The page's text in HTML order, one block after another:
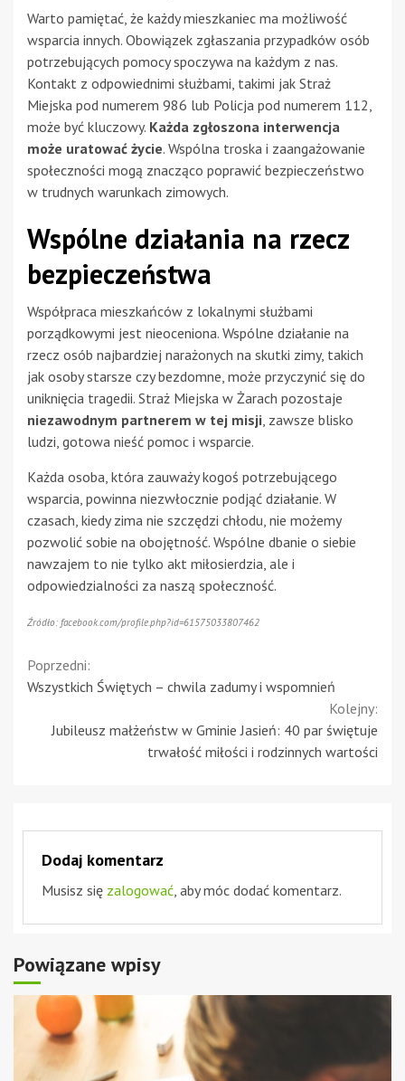
Warto pamiętać, że każdy mieszkaniec ma możliwość
wsparcia innych. Obowiązek zgłaszania przypadków osób
potrzebujących pomocy spoczywa na każdym z nas.
Kontakt z odpowiednimi służbami, takimi jak Straż
Miejska pod numerem 986 lub Policja pod numerem 112,
może być kluczowy. Każda zgłoszona interwencja
może uratować życie. Wspólna troska i zaangażowanie
społeczności mogą znacząco poprawić bezpieczeństwo
w trudnych warunkach zimowych.
Wspólne działania na rzecz
bezpieczeństwa
Współpraca mieszkańców z lokalnymi służbami
porządkowymi jest nieoceniona. Wspólne działanie na
rzecz osób najbardziej narażonych na skutki zimy, takich
jak osoby starsze czy bezdomne, może przyczynić się do
uniknięcia tragedii. Straż Miejska w Żarach pozostaje
niezawodnym partnerem w tej misji, zawsze blisko
ludzi, gotowa nieść pomoc i wsparcie.
Każda osoba, która zauważy kogoś potrzebującego
wsparcia, powinna niezwłocznie podjąć działanie. W
czasach, kiedy zima nie szczędzi chłodu, nie możemy
pozwolić sobie na obojętność. Wspólne dbanie o siebie
nawzajem to nie tylko akt miłosierdzia, ale i
odpowiedzialności za naszą społeczność.
Źródło: facebook.com/profile.php?id=61575033807462
Continue
Reading
Poprzedni:
Wszystkich Świętych – chwila zadumy i wspomnień
Kolejny:
Jubileusz małżeństw w Gminie Jasień: 40 par świętuje
trwałość miłości i rodzinnych wartości
Dodaj komentarz
Musisz się zalogować, aby móc dodać komentarz.
Powiązane wpisy